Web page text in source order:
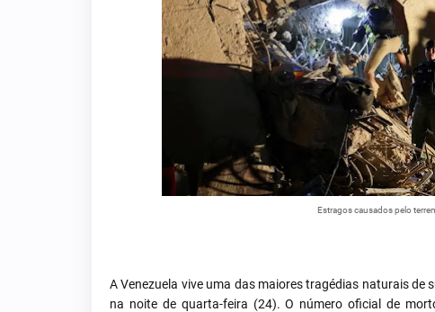
Estragos causados pelo
A Venezuela vive uma das maiores tragédias naturais
na noite de quarta-feira (24). O número oficial de